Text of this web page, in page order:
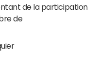
de la participation
de